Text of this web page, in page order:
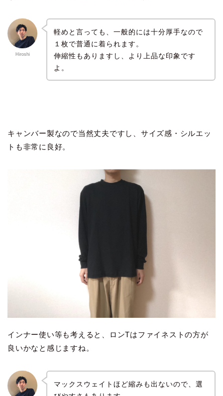
Hiroshi
軽めと言っても、一般的には十分厚手なので
１枚で普通に着られます。
伸縮性もありますし、より上品な印象です
よ。
キャンバー製なので当然丈夫ですし、サイズ感・シルエッ
トも非常に良好。
インナー使い等も考えると、ロンTはファイネストの方が
良いかなと感じますね。
マックスウェイトほど縮みも出ないので、選